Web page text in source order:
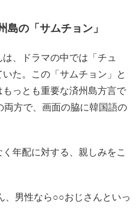
の「サムチョン」
、ドラマの中では「チュ
た。この「サムチョン」と
っとも重要な済州島方言で
方で、画面の脇に韓国語の
年配に対する、親しみをこ
男性なら○○おじさんといっ